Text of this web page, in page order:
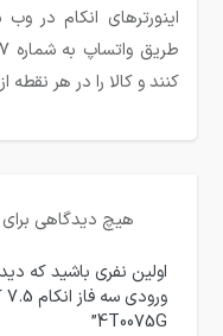
اینورترهای انکام در
کنند و کالا را در هر نقطه
هیچ دیدگاهی
اولین نفری باشید که
4T0075G”